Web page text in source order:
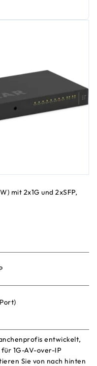
mit 2x1G und 2xSFP,
entwickelt,
1G-AV-over-IP
Sie von nach hinten